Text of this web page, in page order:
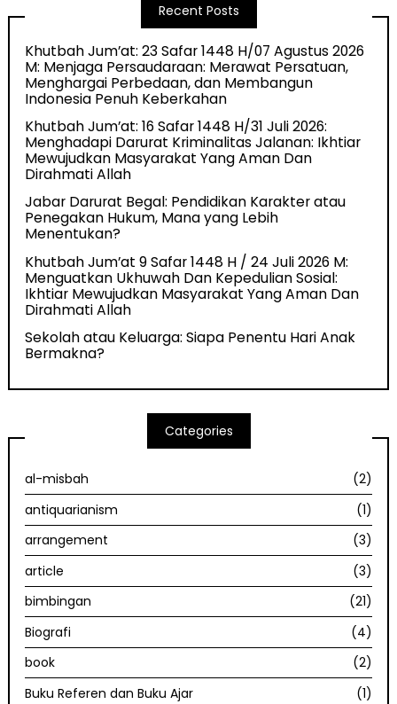
Recent Posts
Khutbah Jum’at: 23 Safar 1448 H/07 Agustus 2026
M: Menjaga Persaudaraan: Merawat Persatuan,
Menghargai Perbedaan, dan Membangun
Indonesia Penuh Keberkahan
Khutbah Jum’at: 16 Safar 1448 H/31 Juli 2026:
Menghadapi Darurat Kriminalitas Jalanan: Ikhtiar
Mewujudkan Masyarakat Yang Aman Dan
Dirahmati Allah
Jabar Darurat Begal: Pendidikan Karakter atau
Penegakan Hukum, Mana yang Lebih
Menentukan?
Khutbah Jum’at 9 Safar 1448 H / 24 Juli 2026 M:
Menguatkan Ukhuwah Dan Kepedulian Sosial:
Ikhtiar Mewujudkan Masyarakat Yang Aman Dan
Dirahmati Allah
Sekolah atau Keluarga: Siapa Penentu Hari Anak
Bermakna?
Categories
al-misbah
(2)
antiquarianism
(1)
arrangement
(3)
article
(3)
bimbingan
(21)
Biografi
(4)
book
(2)
Buku Referen dan Buku Ajar
(1)